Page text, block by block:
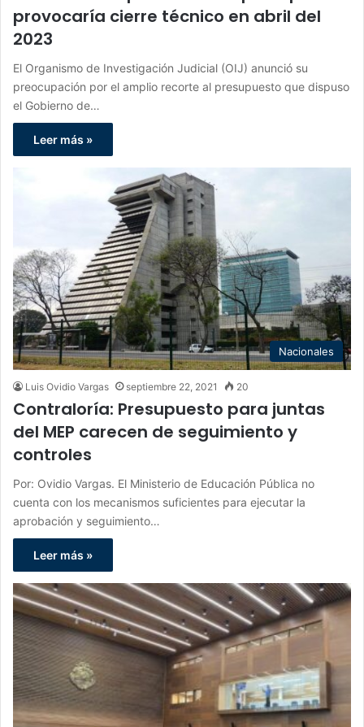
provocaría cierre técnico en abril del
2023
El Organismo de Investigación Judicial (OIJ) anunció su
preocupación por el amplio recorte al presupuesto que dispuso
el Gobierno de…
Leer más »
Nacionales
Luis Ovidio Vargas septiembre 22, 2021 20
Contraloría: Presupuesto para juntas
del MEP carecen de seguimiento y
controles
Por: Ovidio Vargas. El Ministerio de Educación Pública no
cuenta con los mecanismos suficientes para ejecutar la
aprobación y seguimiento…
Leer más »